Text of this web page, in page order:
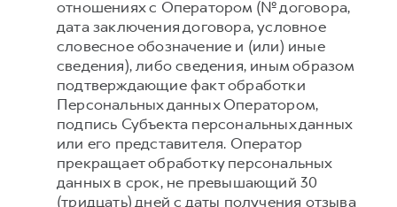
отношениях с Оператором (№ договора,
дата заключения договора, условное
словесное обозначение и (или) иные
сведения), либо сведения, иным образом
подтверждающие факт обработки
Персональных данных Оператором,
подпись Субъекта персональных данных
или его представителя. Оператор
прекращает обработку персональных
данных в срок, не превышающий 30
(тридцать) дней с даты получения отзыва